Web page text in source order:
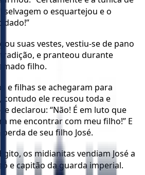
selvagem o esquartejou e o
suas vestes, vestiu-se de pano
e pranteou durante
filho.
e filhas se achegaram para
contudo ele recusou toda e
e declarou: “Não! É em luto que
me encontrar com meu filho!” E
de seu filho José.
os midianitas vendiam José a
e capitão da guarda imperial.